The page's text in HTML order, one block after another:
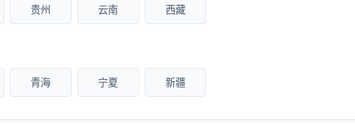
贵州 云南 西藏
青海 宁夏 新疆